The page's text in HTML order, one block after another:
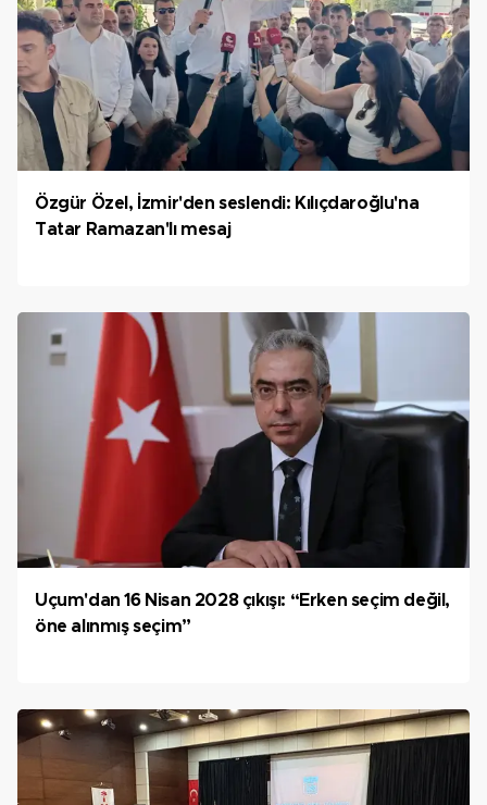
Özgür Özel, İzmir'den seslendi: Kılıçdaroğlu'na
Tatar Ramazan'lı mesaj
Uçum'dan 16 Nisan 2028 çıkışı: “Erken seçim değil,
öne alınmış seçim”